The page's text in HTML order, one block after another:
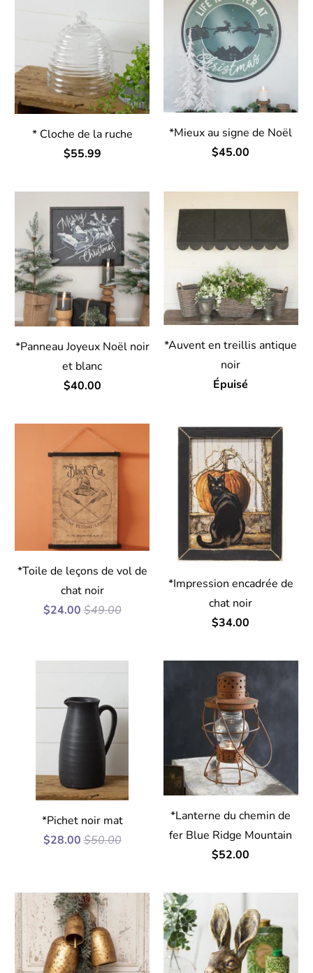
* Cloche de la ruche
$55.99
*Mieux au signe de Noël
$45.00
*Panneau Joyeux Noël noir
et blanc
$40.00
*Auvent en treillis antique
noir
Épuisé
*Toile de leçons de vol de
chat noir
$24.00$49.00
*Impression encadrée de
chat noir
$34.00
*Pichet noir mat
$28.00$50.00
*Lanterne du chemin de
fer Blue Ridge Mountain
$52.00